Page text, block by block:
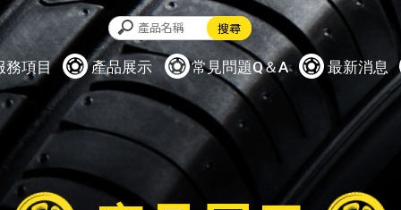
務項目 產品展示 常見問題Q＆A 最新消息